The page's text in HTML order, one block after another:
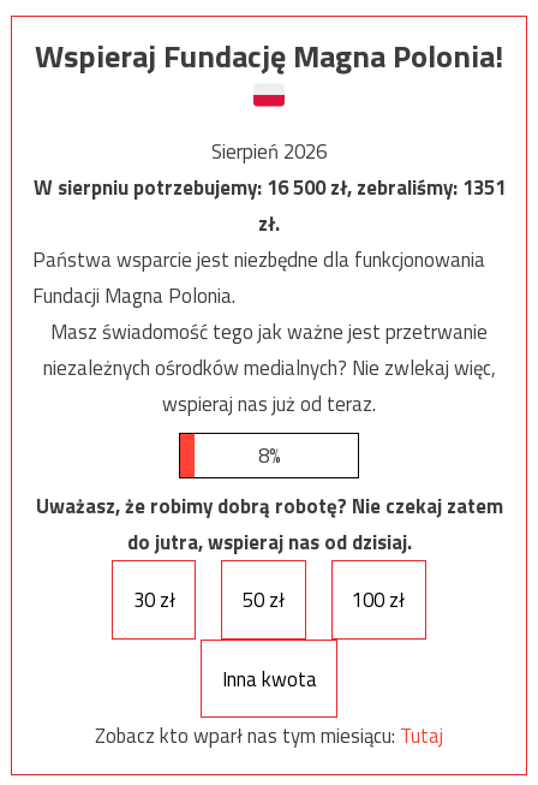
Wspieraj Fundację Magna Polonia!
Sierpień 2026
W sierpniu potrzebujemy:16 500zł, zebraliśmy:1351
zł.
Państwa wsparcie jest niezbędne dla funkcjonowania
Fundacji Magna Polonia.
Masz świadomość tego jak ważne jest przetrwanie
niezależnych ośrodków medialnych? Nie zwlekaj więc,
wspieraj nas już od teraz.
8%
Uważasz, że robimy dobrą robotę? Nie czekaj zatem
do jutra, wspieraj nas od dzisiaj.
30 zł
50 zł 100 zł
Inna kwota
Zobacz kto wparł nas tym miesiącu: Tutaj